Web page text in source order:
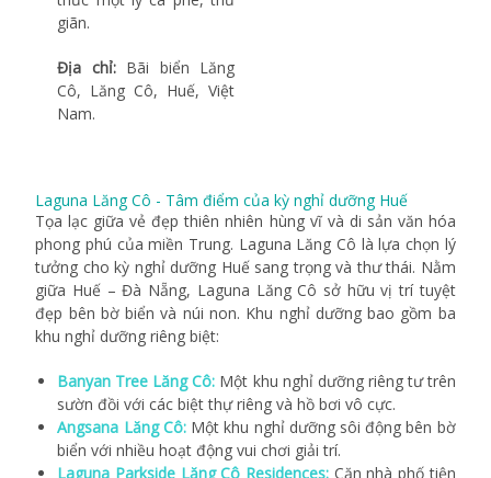
giãn.
Địa chỉ:Bãi biển Lăng
Cô, Lăng Cô, Huế, Việt
Nam.
Laguna Lăng Cô - Tâm điểm của kỳ nghỉ dưỡng Huế
Tọa lạc giữa vẻ đẹp thiên nhiên hùng vĩ và di sản văn hóa
phong phú của miền Trung. Laguna Lăng Cô là lựa chọn lý
tưởng cho kỳ nghỉ dưỡng Huế sang trọng và thư thái. Nằm
giữa Huế – Đà Nẵng, Laguna Lăng Cô sở hữu vị trí tuyệt
đẹp bên bờ biển và núi non. Khu nghỉ dưỡng bao gồm ba
khu nghỉ dưỡng riêng biệt:
Banyan Tree Lăng Cô: Một khu nghỉ dưỡng riêng tư trên
sườn đồi với các biệt thự riêng và hồ bơi vô cực.
Angsana Lăng Cô:Một khu nghỉ dưỡng sôi động bên bờ
biển với nhiều hoạt động vui chơi giải trí.
Laguna Parkside Lăng Cô Residences: Căn nhà phố tiện